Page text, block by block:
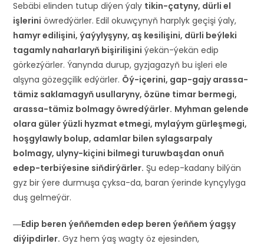
Sebäbi elinden tutup diýen ýaly tikin-çatyny, dürli el
işlerini öwredýärler. Edil okuwçynyň harplyk geçişi ýaly,
hamyr edilişini, ýaýylyşyny, aş kesilişini, dürli beýleki
tagamly naharlaryň bişirilişini ýekän-ýekän edip
görkezýärler. Ýanynda durup, gyzjagazyň bu işleri ele
alşyna gözegçilik edýärler. Öý-içerini, gap-gajy arassa-
tämiz saklamagyň usullaryny, özüne timar bermegi,
arassa-tämiz bolmagy öwredýärler. Myhman gelende
olara güler ýüzli hyzmat etmegi, mylaýym gürleşmegi,
hoşgylawly bolup, adamlar bilen sylagsarpaly
bolmagy, ulyny-kiçini bilmegi turuwbaşdan onuň
edep-terbiýesine siňdirýärler. Şu edep-kadany bilýän
gyz bir ýere durmuşa çyksa-da, baran ýerinde kynçylyga
duş gelmeýär.
―Edip beren ýeňňemden edep beren ýeňňem ýagşy
diýipdirler. Gyz hem ýaş wagty öz ejesinden,